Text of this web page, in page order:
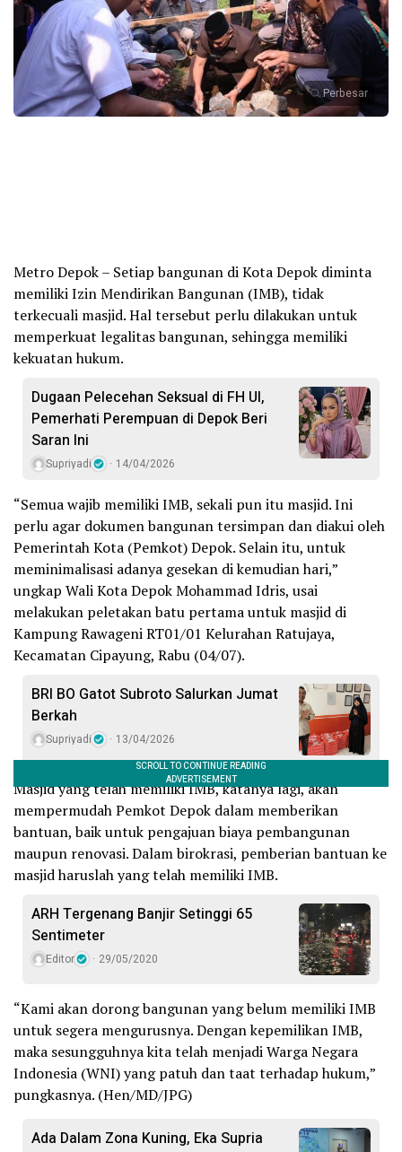
Perbesar
Metro Depok – Setiap bangunan di Kota Depok diminta
memiliki Izin Mendirikan Bangunan (IMB), tidak
terkecuali masjid. Hal tersebut perlu dilakukan untuk
memperkuat legalitas bangunan, sehingga memiliki
kekuatan hukum.
Dugaan Pelecehan Seksual di FH UI,
Pemerhati Perempuan di Depok Beri
Saran Ini
Supriyadi 14/04/2026
“Semua wajib memiliki IMB, sekali pun itu masjid. Ini
perlu agar dokumen bangunan tersimpan dan diakui oleh
Pemerintah Kota (Pemkot) Depok. Selain itu, untuk
meminimalisasi adanya gesekan di kemudian hari,”
ungkap Wali Kota Depok Mohammad Idris, usai
melakukan peletakan batu pertama untuk masjid di
Kampung Rawageni RT01/01 Kelurahan Ratujaya,
Kecamatan Cipayung, Rabu (04/07).
BRI BO Gatot Subroto Salurkan Jumat
Berkah
Supriyadi 13/04/2026
Masjid yang telah memiliki IMB, katanya lagi, akan
mempermudah Pemkot Depok dalam memberikan
bantuan, baik untuk pengajuan biaya pembangunan
maupun renovasi. Dalam birokrasi, pemberian bantuan ke
masjid haruslah yang telah memiliki IMB.
ARH Tergenang Banjir Setinggi 65
Sentimeter
Editor 29/05/2020
“Kami akan dorong bangunan yang belum memiliki IMB
untuk segera mengurusnya. Dengan kepemilikan IMB,
maka sesungguhnya kita telah menjadi Warga Negara
Indonesia (WNI) yang patuh dan taat terhadap hukum,”
pungkasnya. (Hen/MD/JPG)
Ada Dalam Zona Kuning, Eka Supria